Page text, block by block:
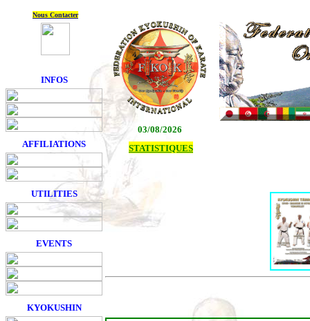
Nous Contacter
INFOS
AFFILIATIONS
UTILITIES
EVENTS
KYOKUSHIN
03/08/2026
STATISTIQUES